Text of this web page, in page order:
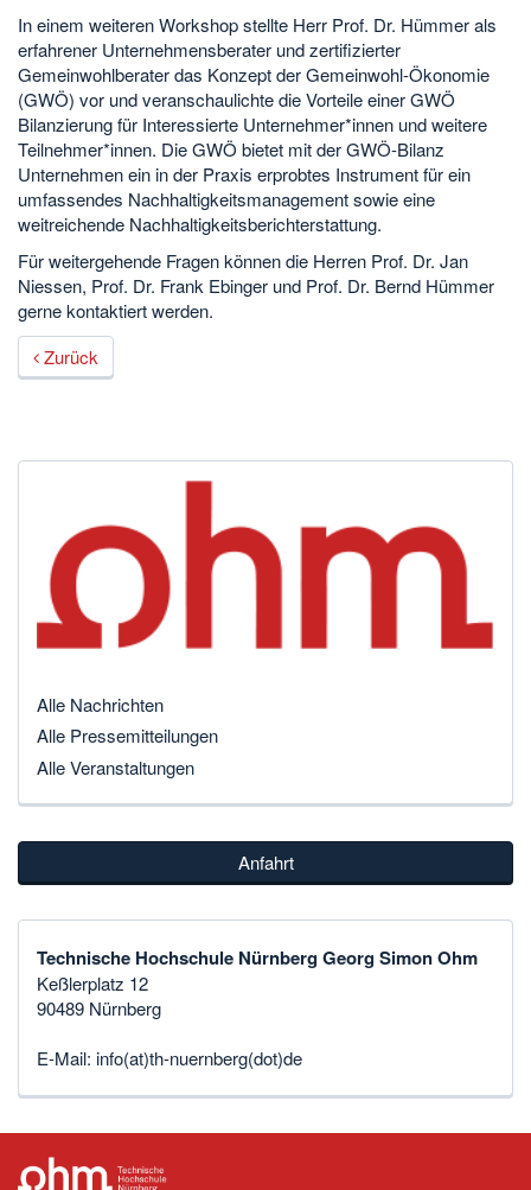
In einem weiteren Workshop stellte Herr Prof. Dr. Hümmer als
erfahrener Unternehmensberater und zertifizierter
Gemeinwohlberater das Konzept der Gemeinwohl-Ökonomie
(GWÖ) vor und veranschaulichte die Vorteile einer GWÖ
Bilanzierung für Interessierte Unternehmer*innen und weitere
Teilnehmer*innen. Die GWÖ bietet mit der GWÖ-Bilanz
Unternehmen ein in der Praxis erprobtes Instrument für ein
umfassendes Nachhaltigkeitsmanagement sowie eine
weitreichende Nachhaltigkeitsberichterstattung.
Für weitergehende Fragen können die Herren Prof. Dr. Jan
Niessen, Prof. Dr. Frank Ebinger und Prof. Dr. Bernd Hümmer
gerne kontaktiert werden.
Zurück
Alle Nachrichten
Alle Pressemitteilungen
Alle Veranstaltungen
Anfahrt
Technische Hochschule Nürnberg Georg Simon Ohm
Keßlerplatz 12
90489 Nürnberg
E-Mail: info(at)th-nuernberg(dot)de